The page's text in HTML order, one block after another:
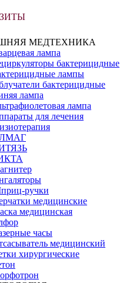
МЕДТЕХНИКА
лампа
бактерицидные
лампы
бактерицидные
лампа
лампа
для лечения
ручки
медицинские
медицинская
часы
медицинский
хирургические